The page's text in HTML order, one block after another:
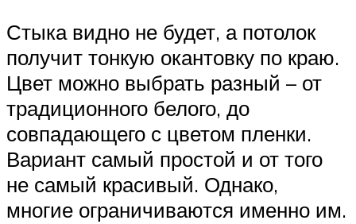
Стыка видно не будет, а потолок
получит тонкую окантовку по краю.
Цвет можно выбрать разный – от
традиционного белого, до
совпадающего с цветом пленки.
Вариант самый простой и от того
не самый красивый. Однако,
многие ограничиваются именно им.